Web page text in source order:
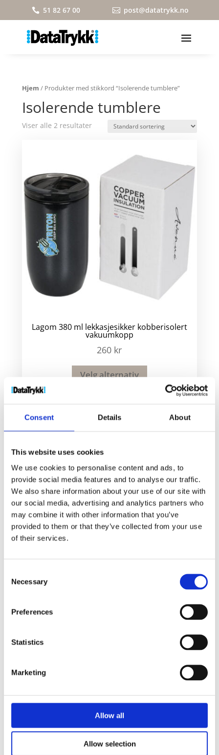
Consent Details About
This website uses cookies
We use cookies to personalise content and ads, to
provide social media features and to analyse our traffic.
We also share information about your use of our site with
our social media, advertising and analytics partners who
may combine it with other information that you’ve
provided to them or that they’ve collected from your use
of their services.
Selection
Necessary
Preferences
Statistics
Marketing
Allow all
Allow selection
 51 82 67 00  post@datatrykk.no
Hjem / Produkter med stikkord “Isolerende tumblere”
Isolerende tumblere
Viser alle 2 resultater
Lagom 380 ml lekkasjesikker kobberisolert
vakuumkopp
260 kr
Velg alternativ